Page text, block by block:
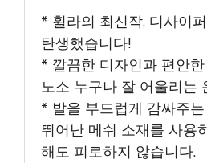
* 휠라의 최신작, 디사이
탄생했습니다!
* 깔끔한 디자인과 편안
노소 누구나 잘 어울리는
* 발을 부드럽게 감싸주
뛰어난 메쉬 소재를 사용
해도 피로하지 않습니다.